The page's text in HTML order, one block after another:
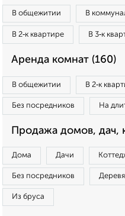
В общежитии В
В 2‑к квартире В 3‑к
Аренда комнат (160)
В общежитии В 2‑к
Без посредников На
Продажа домов, дач,
Дома Дачи
Без посредников
Из бруса